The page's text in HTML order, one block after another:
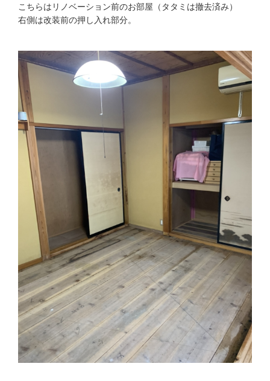
こちらはリノベーション前のお部屋（タタミは撤去済み）
右側は改装前の押し入れ部分。